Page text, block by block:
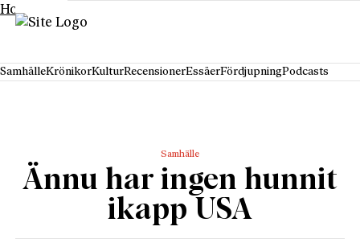
Hoppa till innehåll
SamhälleKrönikorKulturRecensionerEssäerFördjupningPodcasts
Samhälle
Ännu har ingen hunnit
ikapp USA